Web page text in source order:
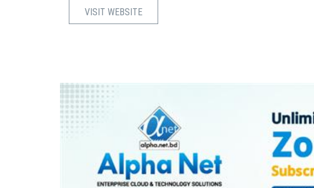
VISIT WEBSITE